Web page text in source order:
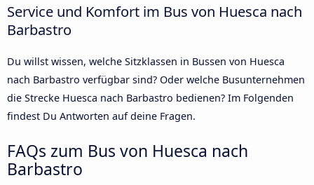
Service und Komfort im Bus von Huesca nach
Barbastro
Du willst wissen, welche Sitzklassen in Bussen von Huesca
nach Barbastro verfügbar sind? Oder welche Busunternehmen
die Strecke Huesca nach Barbastro bedienen? Im Folgenden
findest Du Antworten auf deine Fragen.
FAQs zum Bus von Huesca nach
Barbastro